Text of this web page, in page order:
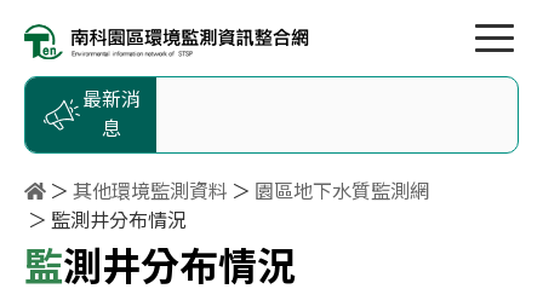
最新消
息
其他環境監測資料
園區地下水質監測網
監測井分布情況
監測井分布情況